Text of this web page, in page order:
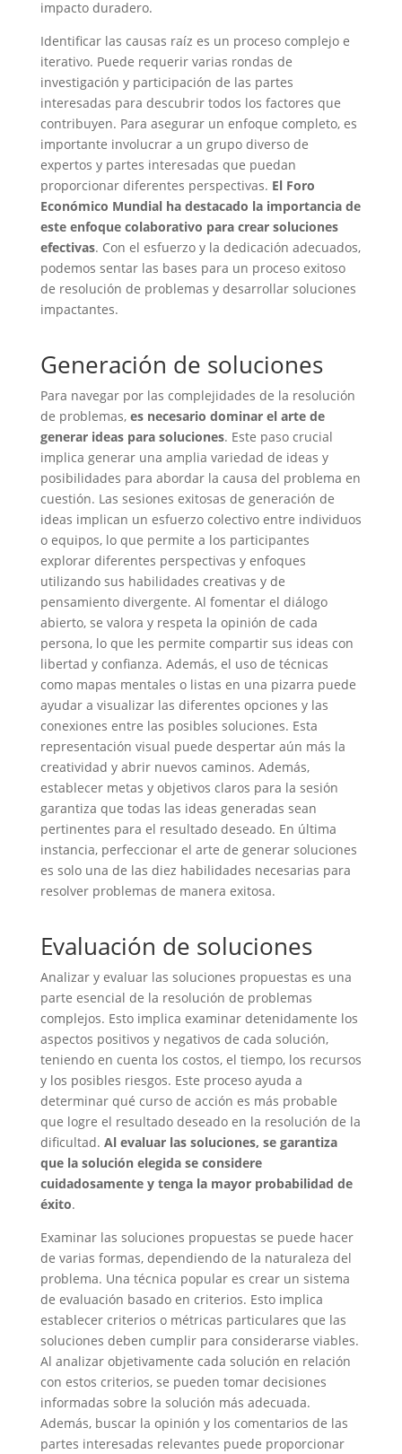
impacto duradero.
Identificar las causas raíz es un proceso complejo e
iterativo. Puede requerir varias rondas de
investigación y participación de las partes
interesadas para descubrir todos los factores que
contribuyen. Para asegurar un enfoque completo, es
importante involucrar a un grupo diverso de
expertos y partes interesadas que puedan
proporcionar diferentes perspectivas. El Foro
Económico Mundial ha destacado la importancia de
este enfoque colaborativo para crear soluciones
efectivas. Con el esfuerzo y la dedicación adecuados,
podemos sentar las bases para un proceso exitoso
de resolución de problemas y desarrollar soluciones
impactantes.
Generación de soluciones
Para navegar por las complejidades de la resolución
de problemas, es necesario dominar el arte de
generar ideas para soluciones. Este paso crucial
implica generar una amplia variedad de ideas y
posibilidades para abordar la causa del problema en
cuestión. Las sesiones exitosas de generación de
ideas implican un esfuerzo colectivo entre individuos
o equipos, lo que permite a los participantes
explorar diferentes perspectivas y enfoques
utilizando sus habilidades creativas y de
pensamiento divergente. Al fomentar el diálogo
abierto, se valora y respeta la opinión de cada
persona, lo que les permite compartir sus ideas con
libertad y confianza. Además, el uso de técnicas
como mapas mentales o listas en una pizarra puede
ayudar a visualizar las diferentes opciones y las
conexiones entre las posibles soluciones. Esta
representación visual puede despertar aún más la
creatividad y abrir nuevos caminos. Además,
establecer metas y objetivos claros para la sesión
garantiza que todas las ideas generadas sean
pertinentes para el resultado deseado. En última
instancia, perfeccionar el arte de generar soluciones
es solo una de las diez habilidades necesarias para
resolver problemas de manera exitosa.
Evaluación de soluciones
Analizar y evaluar las soluciones propuestas es una
parte esencial de la resolución de problemas
complejos. Esto implica examinar detenidamente los
aspectos positivos y negativos de cada solución,
teniendo en cuenta los costos, el tiempo, los recursos
y los posibles riesgos. Este proceso ayuda a
determinar qué curso de acción es más probable
que logre el resultado deseado en la resolución de la
dificultad. Al evaluar las soluciones, se garantiza
que la solución elegida se considere
cuidadosamente y tenga la mayor probabilidad de
éxito.
Examinar las soluciones propuestas se puede hacer
de varias formas, dependiendo de la naturaleza del
problema. Una técnica popular es crear un sistema
de evaluación basado en criterios. Esto implica
establecer criterios o métricas particulares que las
soluciones deben cumplir para considerarse viables.
Al analizar objetivamente cada solución en relación
con estos criterios, se pueden tomar decisiones
informadas sobre la solución más adecuada.
Además, buscar la opinión y los comentarios de las
partes interesadas relevantes puede proporcionar